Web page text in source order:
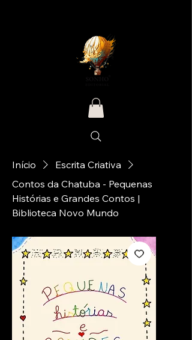
Início
Escrita Criativa
Contos da Chatuba - Pequenas
Histórias e Grandes Contos |
Biblioteca Novo Mundo